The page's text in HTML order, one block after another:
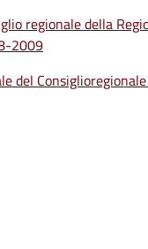
regionale della
2009
del